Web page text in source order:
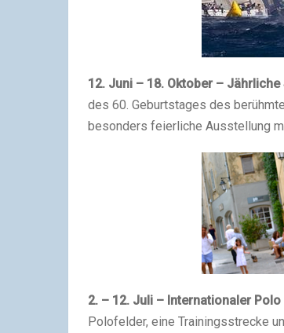
12. Juni – 18. Oktober –
des 60. Geburtstages des
besonders feierliche Ausstellung
2. – 12. Juli – Internationaler Polo
Polofelder, eine Trainingsstrecke